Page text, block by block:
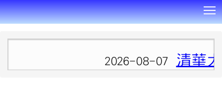
2026-08-07 清華